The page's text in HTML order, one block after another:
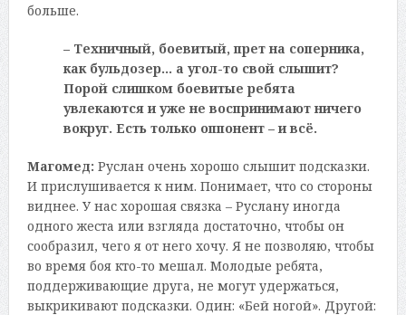
больше.
– Техничный, боевитый, прет на соперника,
как бульдозер… а угол-то свой слышит?
Порой слишком боевитые ребята
увлекаются и уже не воспринимают ничего
вокруг. Есть только оппонент – и всё.
Магомед: Руслан очень хорошо слышит подсказки.
И прислушивается к ним. Понимает, что со стороны
виднее. У нас хорошая связка – Руслану иногда
одного жеста или взгляда достаточно, чтобы он
сообразил, чего я от него хочу. Я не позволяю, чтобы
во время боя кто-то мешал. Молодые ребята,
поддерживающие друга, не могут удержаться,
выкрикивают подсказки. Один: «Бей ногой». Другой: